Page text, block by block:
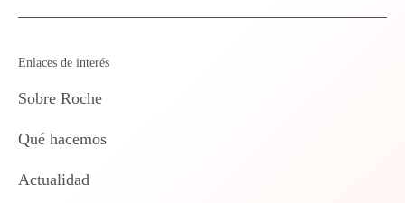
Enlaces de interés
Sobre Roche
Qué hacemos
Actualidad